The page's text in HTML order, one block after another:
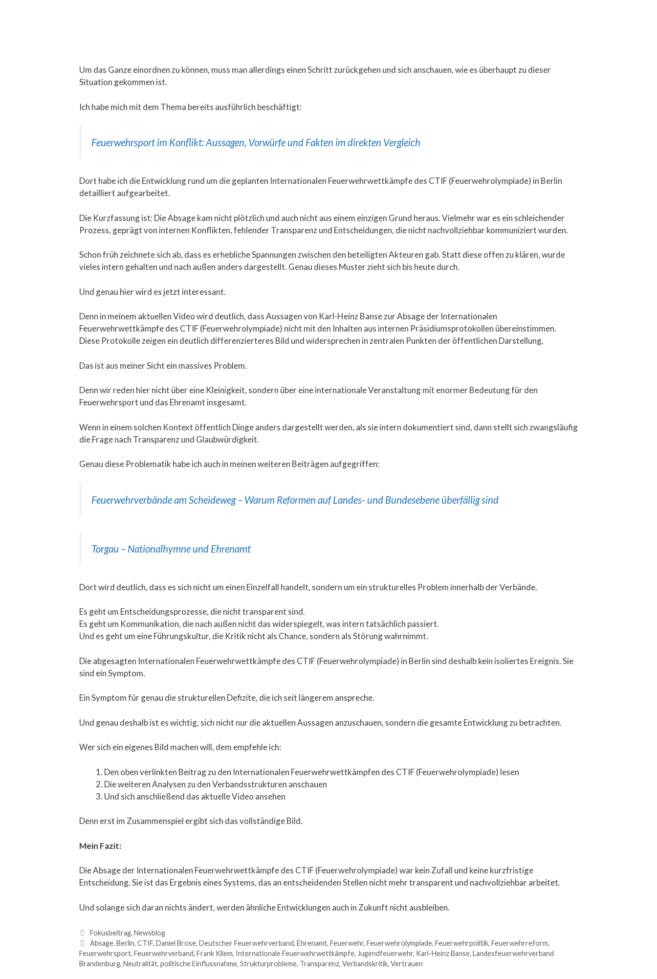
Um das Ganze einordnen zu können, muss man allerdings einen Schritt zurückgehen und sich anschauen, wie es überhaupt zu dieser
Situation gekommen ist.
Ich habe mich mit dem Thema bereits ausführlich beschäftigt:
Feuerwehrsport im Konflikt: Aussagen, Vorwürfe und Fakten im direkten Vergleich
Dort habe ich die Entwicklung rund um die geplanten Internationalen Feuerwehrwettkämpfe des CTIF (Feuerwehrolympiade) in Berlin
detailliert aufgearbeitet.
Die Kurzfassung ist: Die Absage kam nicht plötzlich und auch nicht aus einem einzigen Grund heraus. Vielmehr war es ein schleichender
Prozess, geprägt von internen Konflikten, fehlender Transparenz und Entscheidungen, die nicht nachvollziehbar kommuniziert wurden.
Schon früh zeichnete sich ab, dass es erhebliche Spannungen zwischen den beteiligten Akteuren gab. Statt diese offen zu klären, wurde
vieles intern gehalten und nach außen anders dargestellt. Genau dieses Muster zieht sich bis heute durch.
Und genau hier wird es jetzt interessant.
Denn in meinem aktuellen Video wird deutlich, dass Aussagen von Karl-Heinz Banse zur Absage der Internationalen
Feuerwehrwettkämpfe des CTIF (Feuerwehrolympiade) nicht mit den Inhalten aus internen Präsidiumsprotokollen übereinstimmen.
Diese Protokolle zeigen ein deutlich differenzierteres Bild und widersprechen in zentralen Punkten der öffentlichen Darstellung.
Das ist aus meiner Sicht ein massives Problem.
Denn wir reden hier nicht über eine Kleinigkeit, sondern über eine internationale Veranstaltung mit enormer Bedeutung für den
Feuerwehrsport und das Ehrenamt insgesamt.
Wenn in einem solchen Kontext öffentlich Dinge anders dargestellt werden, als sie intern dokumentiert sind, dann stellt sich zwangsläufig
die Frage nach Transparenz und Glaubwürdigkeit.
Genau diese Problematik habe ich auch in meinen weiteren Beiträgen aufgegriffen:
Feuerwehrverbände am Scheideweg – Warum Reformen auf Landes- und Bundesebene überfällig sind
Torgau – Nationalhymne und Ehrenamt
Dort wird deutlich, dass es sich nicht um einen Einzelfall handelt, sondern um ein strukturelles Problem innerhalb der Verbände.
Es geht um Entscheidungsprozesse, die nicht transparent sind.
Es geht um Kommunikation, die nach außen nicht das widerspiegelt, was intern tatsächlich passiert.
Und es geht um eine Führungskultur, die Kritik nicht als Chance, sondern als Störung wahrnimmt.
Die abgesagten Internationalen Feuerwehrwettkämpfe des CTIF (Feuerwehrolympiade) in Berlin sind deshalb kein isoliertes Ereignis. Sie
sind ein Symptom.
Ein Symptom für genau die strukturellen Defizite, die ich seit längerem anspreche.
Und genau deshalb ist es wichtig, sich nicht nur die aktuellen Aussagen anzuschauen, sondern die gesamte Entwicklung zu betrachten.
Wer sich ein eigenes Bild machen will, dem empfehle ich:
Den oben verlinkten Beitrag zu den Internationalen Feuerwehrwettkämpfen des CTIF (Feuerwehrolympiade) lesen
Die weiteren Analysen zu den Verbandsstrukturen anschauen
Und sich anschließend das aktuelle Video ansehen
Denn erst im Zusammenspiel ergibt sich das vollständige Bild.
Mein Fazit:
Die Absage der Internationalen Feuerwehrwettkämpfe des CTIF (Feuerwehrolympiade) war kein Zufall und keine kurzfristige
Entscheidung. Sie ist das Ergebnis eines Systems, das an entscheidenden Stellen nicht mehr transparent und nachvollziehbar arbeitet.
Und solange sich daran nichts ändert, werden ähnliche Entwicklungen auch in Zukunft nicht ausbleiben.
Fokusbeitrag, Newsblog
Absage, Berlin, CTIF, Daniel Brose, Deutscher Feuerwehrverband, Ehrenamt, Feuerwehr, Feuerwehrolympiade, Feuerwehrpolitik, Feuerwehrreform,
Feuerwehrsport, Feuerwehrverband, Frank Kliem, Internationale Feuerwehrwettkämpfe, Jugendfeuerwehr, Karl-Heinz Banse, Landesfeuerwehrverband
Brandenburg, Neutralität, politische Einflussnahme, Strukturprobleme, Transparenz, Verbandskritik, Vertrauen